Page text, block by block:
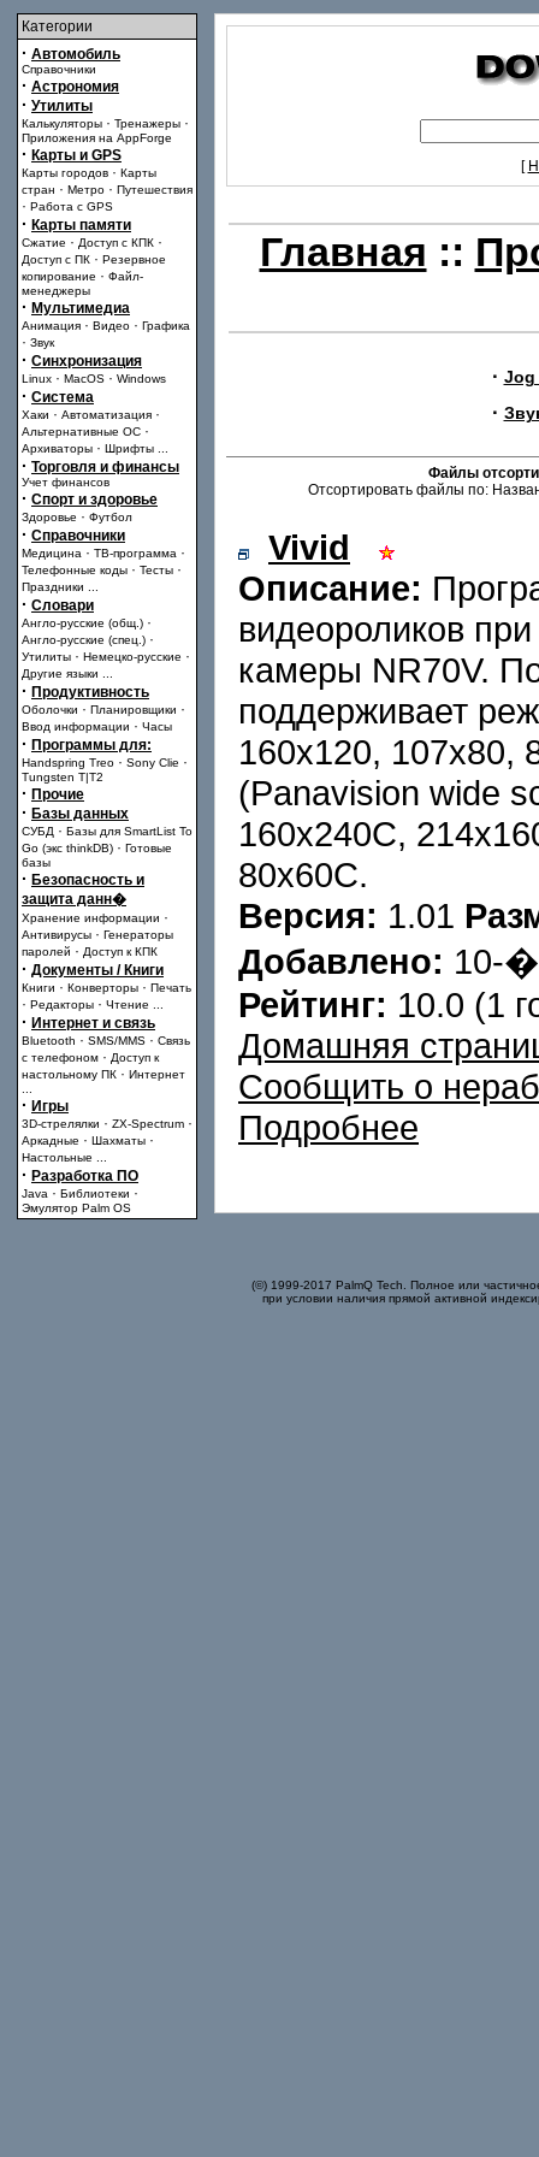
Категории
· Автомобиль
Справочники
· Астрономия
· Утилиты
Калькуляторы · Тренажеры ·
Приложения на AppForge
· Карты и GPS
Карты городов · Карты
стран · Метро · Путешествия
· Работа с GPS
· Карты памяти
Сжатие · Доступ с КПК ·
Доступ с ПК · Резервное
копирование · Файл-
менеджеры
· Мультимедиа
Анимация · Видео · Графика
· Звук
· Синхронизация
Linux · MacOS · Windows
· Система
Хаки · Автоматизация ·
Альтернативные ОС ·
Архиваторы · Шрифты
· Торговля и финансы
Учет финансов
· Спорт и здоровье
Здоровье · Футбол
· Справочники
Медицина · ТВ-программа ·
Телефонные коды · Тесты ·
Праздники
· Словари
Англо-русские (общ.) ·
Англо-русские (спец.) ·
Утилиты · Немецко-русские ·
Другие языки
· Продуктивность
Оболочки · Планировщики ·
Ввод информации · Часы
· Программы для:
Handspring Treo · Sony Clie ·
Tungsten T|T2
· Прочие
· Базы данных
СУБД · Базы для SmartList To
Go (экс thinkDB) · Готовые
базы
· Безопасность и
защита данн�
Хранение информации ·
Антивирусы · Генераторы
паролей · Доступ к КПК
· Документы / Книги
Книги · Конверторы · Печать
· Редакторы · Чтение
· Интернет и связь
Bluetooth · SMS/MMS · Связь
с телефоном · Доступ к
настольному ПК · Интернет
· Игры
3D-стрелялки · ZX-Spectrum ·
Аркадные · Шахматы ·
Настольные
· Разработка ПО
Java · Библиотеки ·
Эмулятор Palm OS
[
Главная ::
· Jog
·
Файлы
Отсортировать файлы по:
Vivid
Описание:
видеороликов
камеры NR70V.
поддерживает
160x120, 107x80,
(Panavision wide
160x240C,
80x60C.
Версия: 1.01
Добавлено: 10-
Рейтинг: 10.0 (1
Домашняя
Сообщить о
Подробнее
(©) 1999-2017 PalmQ Tech. Полное или
при условии наличия прямой активной